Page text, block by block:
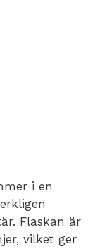
i en
Flaskan är
vilket ger